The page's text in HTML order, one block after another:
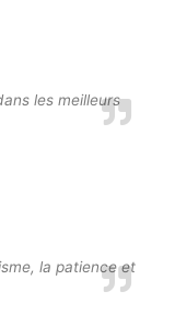
les meilleurs
la patience et